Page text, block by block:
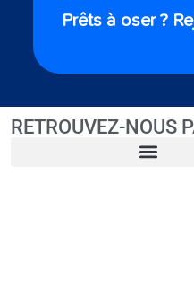
Prêts à oser ?
RETROUVEZ-NOUS